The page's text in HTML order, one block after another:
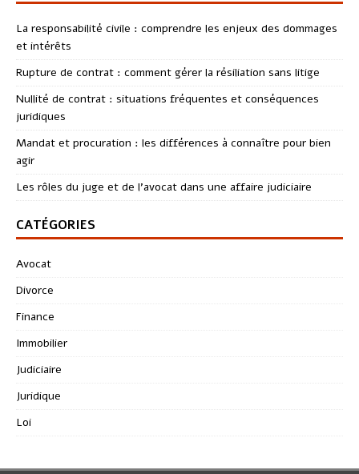
La responsabilité civile : comprendre les enjeux des dommages
et intérêts
Rupture de contrat : comment gérer la résiliation sans litige
Nullité de contrat : situations fréquentes et conséquences
juridiques
Mandat et procuration : les différences à connaître pour bien
agir
Les rôles du juge et de l’avocat dans une affaire judiciaire
CATÉGORIES
Avocat
Divorce
Finance
Immobilier
Judiciaire
Juridique
Loi